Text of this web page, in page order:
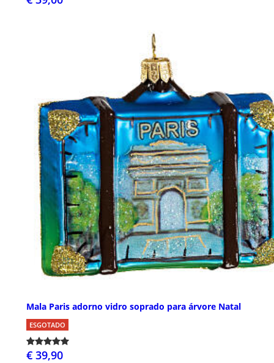
Mala Paris adorno vidro soprado para árvore Natal
ESGOTADO
€ 39,90